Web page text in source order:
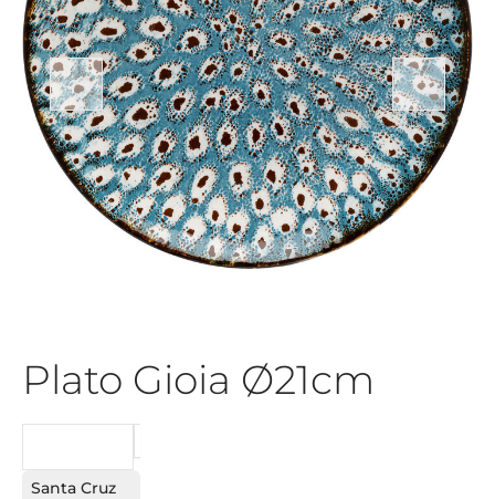
Plato Gioia Ø21cm
Santa Cruz